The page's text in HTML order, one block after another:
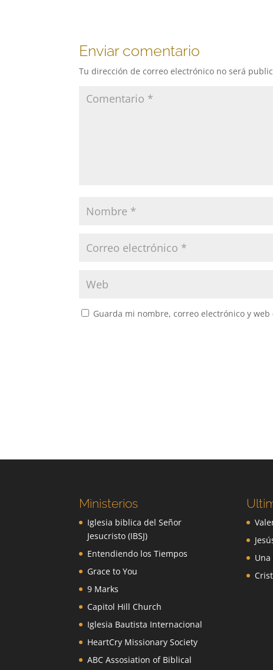
Enviar comentario
Tu dirección de correo electrónico no será
Guarda mi nombre, correo electrónico y
Ministerios
Iglesia biblica del Señor
Jesucristo (IBSJ)
Entendiendo los Tiempos
Grace to You
9 Marks
Capitol Hill Church
Iglesia Bautista Internacional
HeartCry Missionary Society
ABC Assosiation of Biblical